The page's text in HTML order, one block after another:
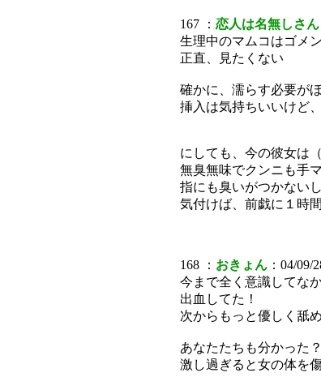
167 ： 恋人は名無しさん
生理中のマムコはゴメン
正直、見たくない
確かに、濡らす必要が
挿入は気持ちいいけど
にしても、今の彼女は
無臭無味でクンニも手
指にも臭いがつかない
気付けば、前戯に１時
168 ： おきょん ：04/09/
今まで全く意識してな
出血してた！
次からもっと優しく舐
あなたたちも分かった？
激し過ぎると女の体を